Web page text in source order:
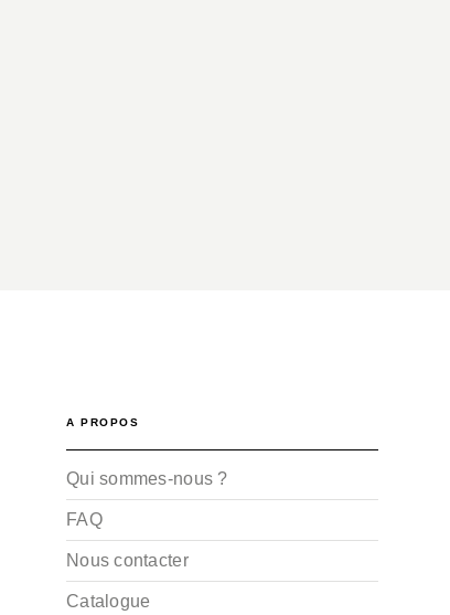
A PROPOS
Qui sommes-nous ?
FAQ
Nous contacter
Catalogue